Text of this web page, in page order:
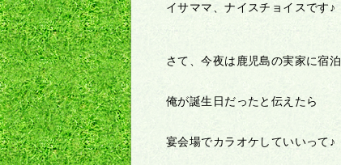
イサママ、ナイスチョイスです♪
さて、今夜は鹿児島の実家に宿泊
俺が誕生日だったと伝えたら
宴会場でカラオケしていいって♪